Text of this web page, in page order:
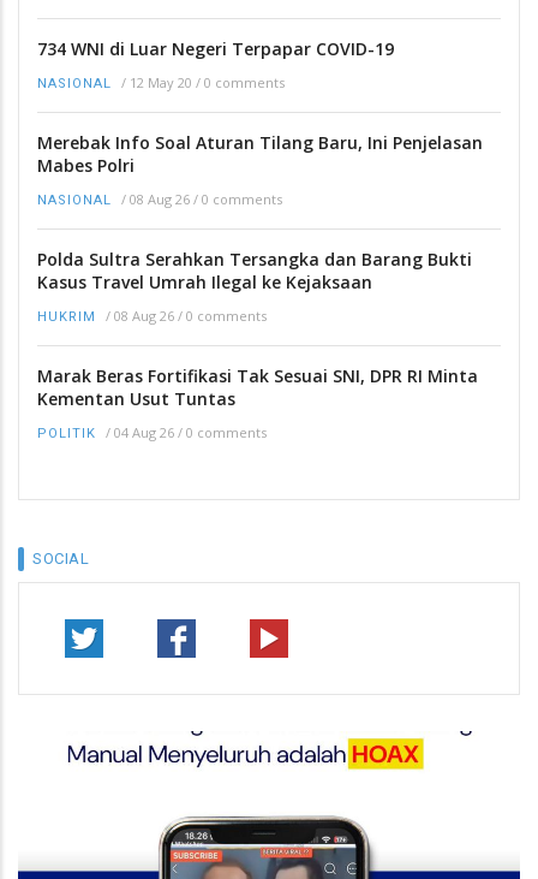
734 WNI di Luar Negeri Terpapar COVID-19
NASIONAL / 12 May 20 / 0 comments
Merebak Info Soal Aturan Tilang Baru, Ini Penjelasan
Mabes Polri
NASIONAL / 08 Aug 26 / 0 comments
Polda Sultra Serahkan Tersangka dan Barang Bukti
Kasus Travel Umrah Ilegal ke Kejaksaan
HUKRIM / 08 Aug 26 / 0 comments
Marak Beras Fortifikasi Tak Sesuai SNI, DPR RI Minta
Kementan Usut Tuntas
POLITIK / 04 Aug 26 / 0 comments
SOCIAL